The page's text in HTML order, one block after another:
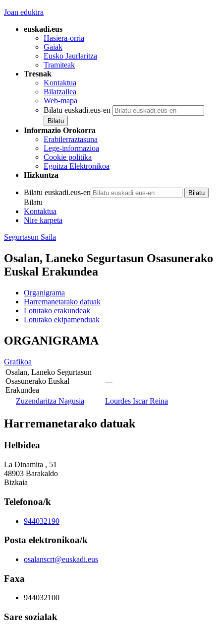
Joan edukira
euskadi.eus
Hasiera-orria
Gaiak
Eusko Jaurlaritza
Tramiteak
Tresnak
Kontaktua
Bilatzailea
Web-mapa
Bilatu euskadi.eus-en
Informazio Orokorra
Erabilerraztasuna
Lege-informazioa
Cookie politika
Egoitza Elektronikoa
Hizkuntza
Bilatu euskadi.eus-en
Bilatu
Kontaktua
Nire karpeta
Segurtasun Saila
Osalan, Laneko Segurtasun Osasunerako
Euskal Erakundea
Organigrama
Harremanetarako datuak
Lotutako erakundeak
Lotutako ekipamenduak
ORGANIGRAMA
Grafikoa
Osalan, Laneko Segurtasun
Osasunerako Euskal
Erakundea
---
Zuzendaritza Nagusia Lourdes Iscar Reina
Harremanetarako datuak
Helbidea
La Dinamita , 51
48903 Barakaldo
Bizkaia
Telefonoa/k
944032190
Posta elektronikoa/k
osalanscrt@euskadi.eus
Faxa
944032100
Sare sozialak